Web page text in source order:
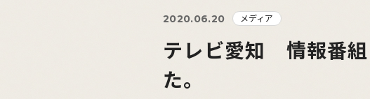
2020.06.20 メディア
テレビ愛知 情報番組
た。